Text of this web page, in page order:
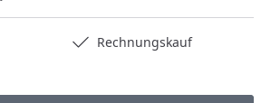
Rechnungskauf